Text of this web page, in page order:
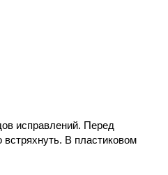
исправлений. Перед
В пластиковом